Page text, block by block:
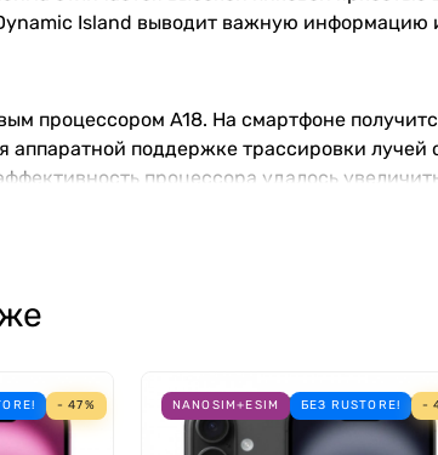
Island выводит важную информацию
процессором A18. На смартфоне
аппаратной поддержке трассировки
процессора удалось
интеллекта Apple Intelligence, который
48 Мп и апертурой f/1.6
на 12 Мп также поддерживает режим
- 47% NANOSIM+ESIM БЕЗ RUSTORE! -